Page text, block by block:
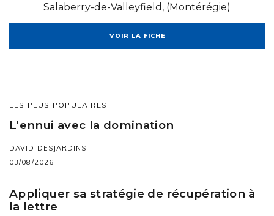
Salaberry-de-Valleyfield, (Montérégie)
VOIR LA FICHE
LES PLUS POPULAIRES
L’ennui avec la domination
DAVID DESJARDINS
03/08/2026
Appliquer sa stratégie de récupération à
la lettre